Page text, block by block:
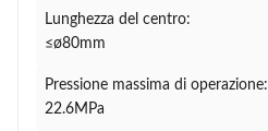
Lunghezza del centro:
≤ø80mm
Pressione massima di operazione:
22.6MPa